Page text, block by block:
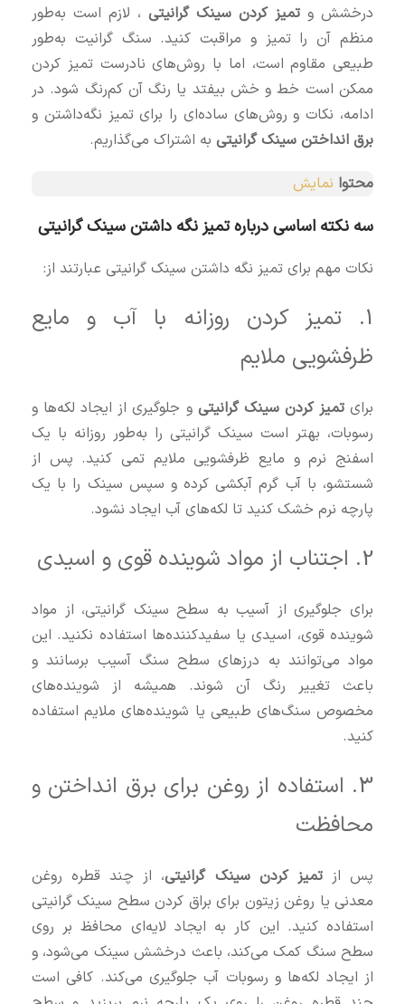
درخشش و تمیز کردن سینک گرانیتی ، لازم است به‌طور
منظم آن را تمیز و مراقبت کنید. سنگ گرانیت به‌طور
طبیعی مقاوم است، اما با روش‌های نادرست تمیز کردن
ممکن است خط و خش بیفتد یا رنگ آن کم‌رنگ شود. در
ادامه، نکات و روش‌های ساده‌ای را برای تمیز نگه‌داشتن و
برق انداختن سینک گرانیتی به اشتراک می‌گذاریم.
محتوا نمایش
سه نکته اساسی درباره تمیز نگه داشتن سینک گرانیتی
نکات مهم برای تمیز نگه داشتن سینک گرانیتی عبارتند از:
1. تمیز کردن روزانه با آب و مایع
ظرفشویی ملایم
برایتمیز کردن سینک گرانیتی و جلوگیری از ایجاد لکه‌ها و
رسوبات، بهتر است سینک گرانیتی را به‌طور روزانه با یک
اسفنج نرم و مایع ظرفشویی ملایم تمی کنید. پس از
شستشو، با آب گرم آبکشی کرده و سپس سینک را با یک
پارچه نرم خشک کنید تا لکه‌های آب ایجاد نشود.
2. اجتناب از مواد شوینده قوی و اسیدی
برای جلوگیری از آسیب به سطح سینک گرانیتی، از مواد
شوینده قوی، اسیدی یا سفیدکننده‌ها استفاده نکنید. این
مواد می‌توانند به درزهای سطح سنگ آسیب برسانند و
باعث تغییر رنگ آن شوند. همیشه از شوینده‌های
مخصوص سنگ‌های طبیعی یا شوینده‌های ملایم استفاده
کنید.
3. استفاده از روغن برای برق انداختن و
محافظت
پس از تمیز کردن سینک گرانیتی، از چند قطره روغن
معدنی یا روغن زیتون برای براق کردن سطح سینک گرانیتی
استفاده کنید. این کار به ایجاد لایه‌ای محافظ بر روی
سطح سنگ کمک می‌کند، باعث درخشش سینک می‌شود، و
از ایجاد لکه‌ها و رسوبات آب جلوگیری می‌کند. کافی است